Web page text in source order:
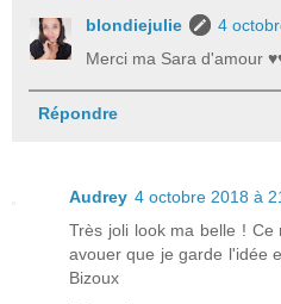
blondiejulie
4
Merci ma Sara d'amour
Répondre
Audrey 4 octobre 2018 à
Très joli look ma belle !
avouer que je garde l'idée
Bizoux